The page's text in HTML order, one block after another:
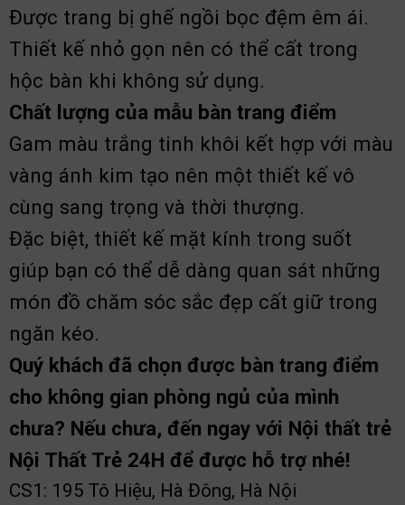
Được trang bị ghế ngồi bọc đệm êm ái.
Thiết kế nhỏ gọn nên có thể cất trong
hộc bàn khi không sử dụng.
Chất lượng của mẫu bàn trang điểm
Gam màu trắng tinh khôi kết hợp với màu
vàng ánh kim tạo nên một thiết kế vô
cùng sang trọng và thời thượng.
Đặc biệt, thiết kế mặt kính trong suốt
giúp bạn có thể dễ dàng quan sát những
món đồ chăm sóc sắc đẹp cất giữ trong
ngăn kéo.
Quý khách đã chọn được bàn trang điểm
cho không gian phòng ngủ của mình
chưa? Nếu chưa, đến ngay với Nội thất trẻ
Nội Thất Trẻ 24H để được hỗ trợ nhé!
CS1: 195 Tô Hiệu, Hà Đông, Hà Nội